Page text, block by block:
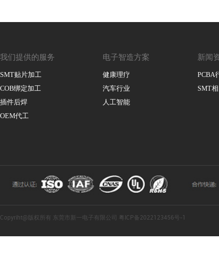
我们提供的服务
SMT贴片加工
COB绑定加工
插件后焊
OEM代工
电子智造方案
健康理疗
汽车行业
人工智能
新闻
PCBA
SMT
Copyriht@版权所有 东莞市新一电子有限公司 粤ICP备2022123456号-1